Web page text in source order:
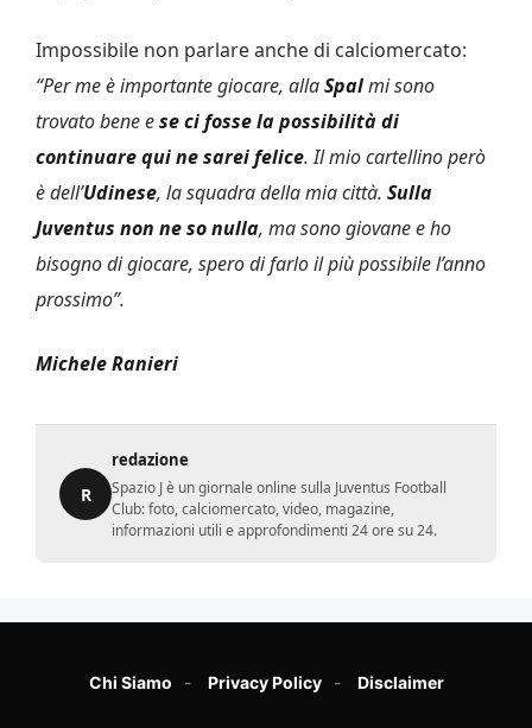
Impossibile non parlare anche di calciomercato:
“Per me è importante giocare, allaSpalmi sono
trovato bene ese ci fosse la possibilità di
continuare qui ne sarei felice. Il mio cartellino però
è dell’Udinese, la squadra della mia città. Sulla
Juventus non ne so nulla, ma sono giovane e ho
bisogno di giocare, spero di farlo il più possibile l’anno
prossimo”.
Michele Ranieri
R
redazione
Spazio J è un giornale online sulla Juventus Football
Club: foto, calciomercato, video, magazine,
informazioni utili e approfondimenti 24 ore su 24.
Chi Siamo Privacy Policy Disclaimer